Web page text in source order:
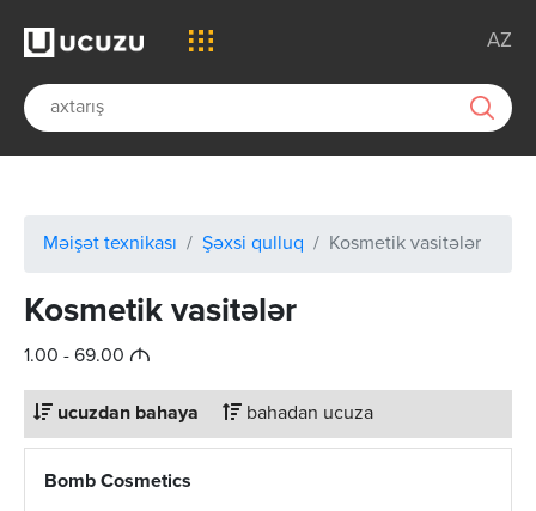
AZ
Məişət texnikası Şəxsi qulluq Kosmetik vasitələr
Kosmetik vasitələr
1.00 - 69.00 M
ucuzdan bahaya bahadan ucuza
Bomb Cosmetics